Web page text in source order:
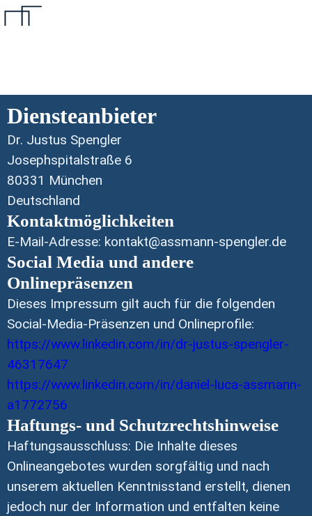
Diensteanbieter
Dr. Justus Spengler
Josephspitalstraße 6
80331 München
Deutschland
Kontaktmöglichkeiten
E-Mail-Adresse: kontakt@assmann-spengler.de
Social Media und andere
Onlinepräsenzen
Dieses Impressum gilt auch für die folgenden
Social-Media-Präsenzen und Onlineprofile:
https://www.linkedin.com/in/dr-justus-spengler-
46317647
https://www.linkedin.com/in/daniel-luca-assmann-
a1772756
Haftungs- und Schutzrechtshinweise
Haftungsausschluss: Die Inhalte dieses
Onlineangebotes wurden sorgfältig und nach
unserem aktuellen Kenntnisstand erstellt, dienen
jedoch nur der Information und entfalten keine